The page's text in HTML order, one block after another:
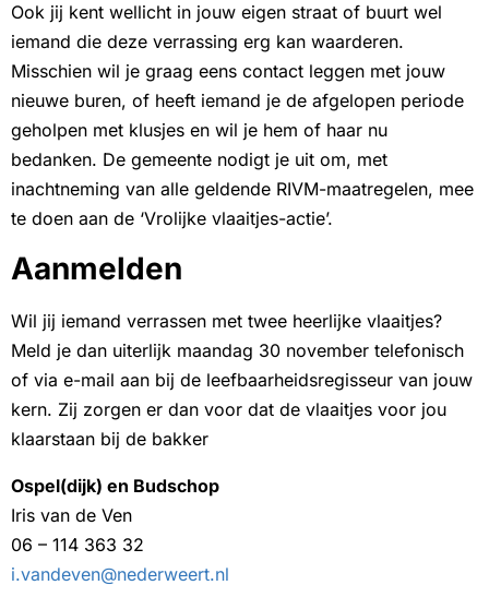
Ook jij kent wellicht in jouw eigen straat of buurt wel
iemand die deze verrassing erg kan waarderen.
Misschien wil je graag eens contact leggen met jouw
nieuwe buren, of heeft iemand je de afgelopen periode
geholpen met klusjes en wil je hem of haar nu
bedanken. De gemeente nodigt je uit om, met
inachtneming van alle geldende RIVM-maatregelen, mee
te doen aan de ‘Vrolijke vlaaitjes-actie’.
Aanmelden
Wil jij iemand verrassen met twee heerlijke vlaaitjes?
Meld je dan uiterlijk maandag 30 november telefonisch
of via e-mail aan bij de leefbaarheidsregisseur van jouw
kern. Zij zorgen er dan voor dat de vlaaitjes voor jou
klaarstaan bij de bakker
Ospel(dijk) en Budschop
Iris van de Ven
06 – 114 363 32
i.vandeven@nederweert.nl